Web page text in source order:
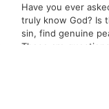
Have you ever
truly know God? Is
sin, find genuine
These are